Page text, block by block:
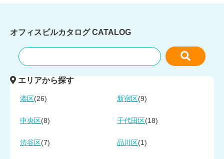
オフィスビルカタログCATALOG
エリアから探す
港区 (26) 新宿区 (9)
中央区 (8) 千代田区 (18)
渋谷区 (7) 品川区 (1)